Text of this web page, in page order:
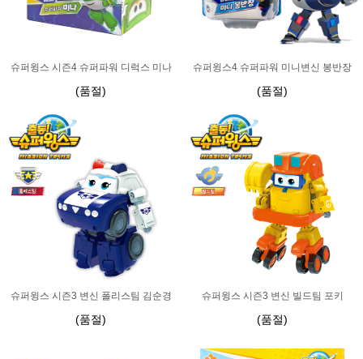
슈퍼윙스 시즌4 슈퍼파워 디럭스 미나
(품절)
슈퍼윙스4 슈퍼파워 미니변신 봉반장
(품절)
슈퍼윙스 시즌3 변신 폴리스팀 김순경
(품절)
슈퍼윙스 시즌3 변신 빌드팀 포키
(품절)